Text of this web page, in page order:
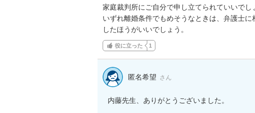
家庭裁判所にご自分で申し立てられていいでし
いずれ離婚条件でもめそうなときは、弁護士に
したほうがいいでしょう。
役に立った 1
匿名希望 さん
内藤先生、ありがとうございました。